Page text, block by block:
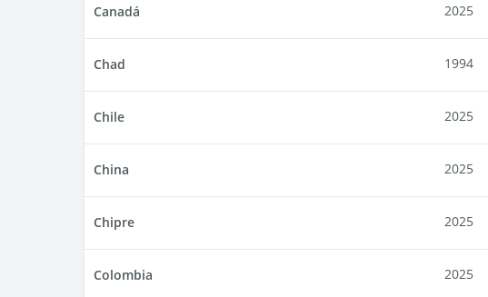
Canadá 2025
Chad 1994
Chile 2025
China 2025
Chipre 2025
Colombia 2025